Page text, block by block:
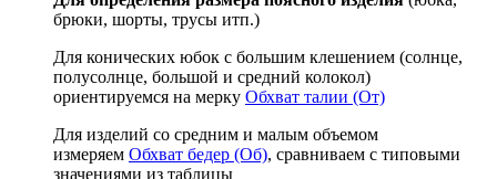
брюки, шорты, трусы итп.)
Для конических юбок с большим клешением (солнце,
полусолнце, большой и средний колокол)
ориентируемся на мерку Обхват талии (От)
Для изделий со средним и малым объемом
измеряем Обхват бедер (Об), сравниваем с типовыми
значениями из таблицы